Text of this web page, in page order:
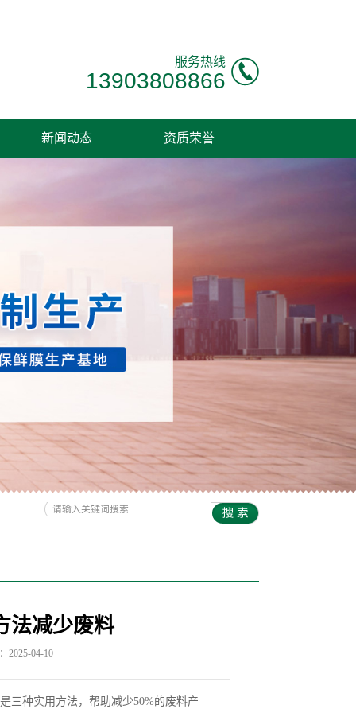
服务热线
13903808866
新闻动态 资质荣誉
法减少废料
2025-04-10
三种实用方法，帮助减少50%的废料产